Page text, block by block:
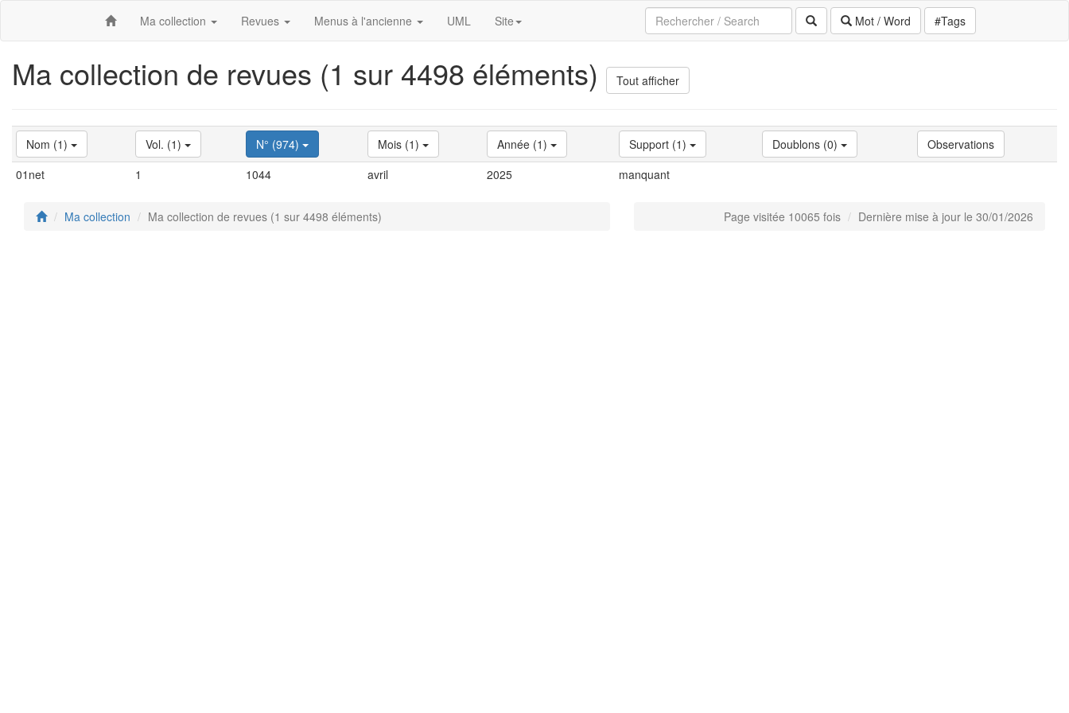
Ma collection Revues Menus à l'ancienne UML Site Mot / Word #Tags
Ma collection de revues (1 sur 4498 éléments) Tout afficher
Nom (1) Vol. (1) N° (974) Mois (1) Année (1) Support (1) Doublons (0)
Observations
01net
1 1044 avril 2025 manquant
Ma collection Ma collection de revues (1 sur 4498 éléments) Page visitée 10065 fois Dernière mise à jour le 30/01/2026